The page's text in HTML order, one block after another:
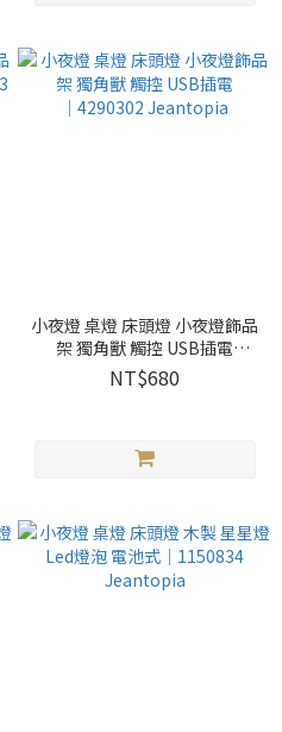
小夜燈 桌燈 床頭燈 小夜燈飾品
架 獨角獸 觸控 USB插電
│4290302 Jeantopia
NT$680